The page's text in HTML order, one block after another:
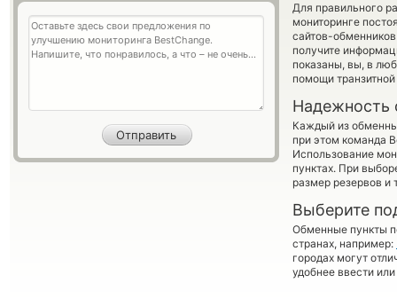
Для правильного
мониторинге
сайтов-
получите
показаны, вы, в
помощи
Надежность
Каждый из
при этом команда
Использование
пунктах. При
размер резервов и
Выберите
Обменные пункты
странах, например:
городах могут
удобнее ввести